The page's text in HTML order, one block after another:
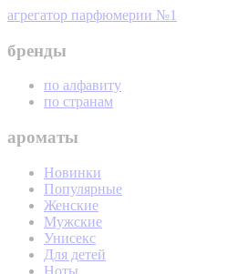
агрегатор парфюмерии №1
бренды
по алфавиту
по странам
ароматы
Новинки
Популярные
Женские
Мужские
Унисекс
Для детей
Ноты